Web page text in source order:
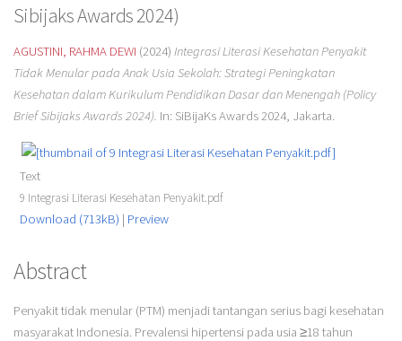
Sibijaks Awards 2024)
AGUSTINI, RAHMA DEWI (2024) Integrasi Literasi Kesehatan Penyakit
Tidak Menular pada Anak Usia Sekolah: Strategi Peningkatan
Kesehatan dalam Kurikulum Pendidikan Dasar dan Menengah (Policy
Brief Sibijaks Awards 2024). In: SiBijaKs Awards 2024, Jakarta.
Text
9 Integrasi Literasi Kesehatan Penyakit.pdf
Download (713kB) | Preview
Abstract
Penyakit tidak menular (PTM) menjadi tantangan serius bagi kesehatan
masyarakat Indonesia. Prevalensi hipertensi pada usia ≥18 tahun